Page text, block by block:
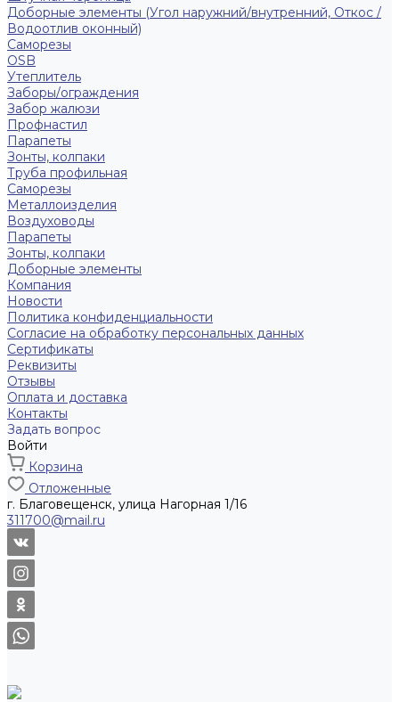
Доборные элементы (Угол наружний/внутренний, Откос /
Водоотлив оконный)
Саморезы
OSB
Утеплитель
Заборы/ограждения
Забор жалюзи
Профнастил
Парапеты
Зонты, колпаки
Труба профильная
Саморезы
Металлоизделия
Воздуховоды
Парапеты
Зонты, колпаки
Доборные элементы
Компания
Новости
Политика конфиденциальности
Согласие на обработку персональных данных
Сертификаты
Реквизиты
Отзывы
Оплата и доставка
Контакты
Задать вопрос
Войти
Корзина
Отложенные
г. Благовещенск, улица Нагорная 1/16
311700@mail.ru